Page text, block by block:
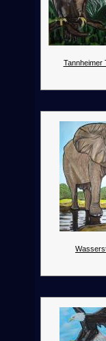
Tannheimer